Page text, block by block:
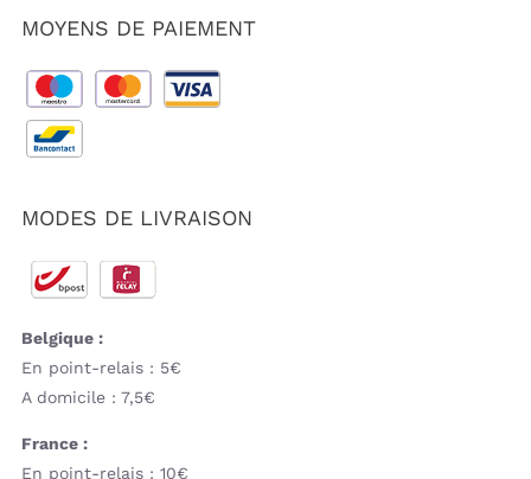
MOYENS DE PAIEMENT
MODES DE LIVRAISON
Belgique :
En point-relais : 5€
A domicile : 7,5€
France :
En point-relais : 10€